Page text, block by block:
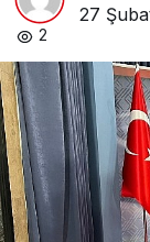
27
2